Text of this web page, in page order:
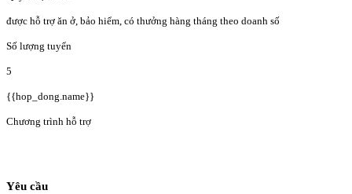
được hỗ trợ ăn ở, bảo hiểm, có thưởng hàng tháng theo doanh số
Số lượng tuyển
5
{{hop_dong.name}}
Chương trình hỗ trợ
Yêu cầu